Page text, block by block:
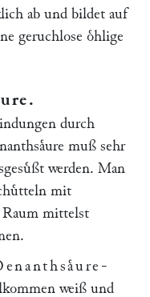
ab und bildet auf
geruchlose oͤhlige
.
durch
muß sehr
werden. Man
mit
mittelst
-
weiß und